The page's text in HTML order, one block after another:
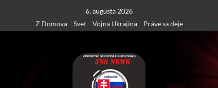
content
6. augusta 2026
Z Domova
Svet Vojna Ukrajina Práve sa deje